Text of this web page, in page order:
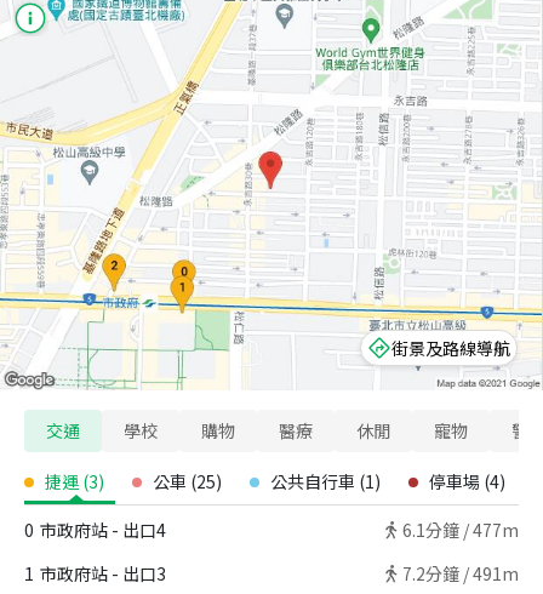
街景及路線導航
交通 學校 購物 醫療 休閒 寵物 警
捷運 (3) 公車 (25) 公共自行車 (1) 停車場 (4)
0 市政府站 - 出口4 6.1分鐘 /477m
1 市政府站 - 出口3 7.2分鐘 /491m